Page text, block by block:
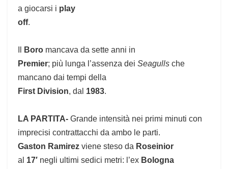
a giocarsi i play
off.
Boro mancava da sette anni in
Premier; più lunga l’assenza dei Seagulls che
mancano dai tempi della
First Division, dal 1983.
LA PARTITA- Grande intensità nei primi minuti con
imprecisi contrattacchi da ambo le parti.
Gaston Ramirez viene steso da Roseinior
al 17′ negli ultimi sedici metri: l’ex Bologna